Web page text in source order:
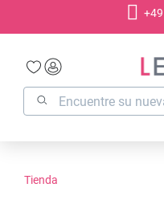
Tienda